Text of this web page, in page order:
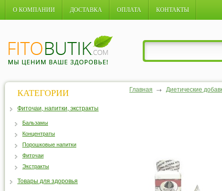
О КОМПАНИИ ДОСТАВКА ОПЛАТА КОНТАКТЫ
Главная Диетические
КАТЕГОРИИ
Фиточаи, напитки, экстракты
Бальзамы
Концентраты
Порошковые напитки
Фиточаи
Экстракты
Товары для здоровья